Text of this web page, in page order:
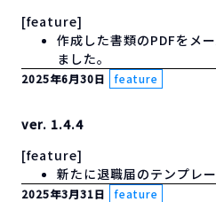
[feature]
作成した書類のPDFをメ
ました。
2025年6月30日 feature
ver. 1.4.4
[feature]
新たに退職届のテンプレ
2025年3月31日 feature